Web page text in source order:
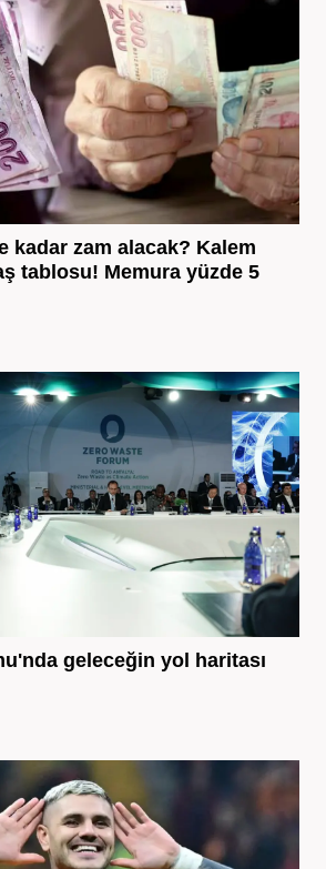
kadar zam alacak? Kalem
tablosu! Memura yüzde 5
geleceğin yol haritası